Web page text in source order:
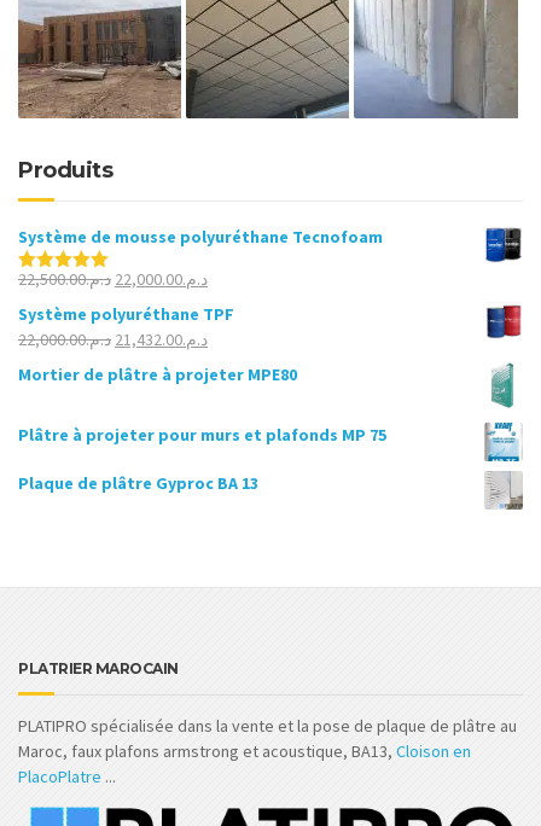
Produits
Système de mousse polyuréthane Tecnofoam
Note5.00د.م.22,500.00
Le
initial
était :
د.م.22,500.00.
د.م.22,000.00
Le
est :
Système polyuréthane TPF
د.م.22,000.00
Le
prix
د.م.22,000.00.
د.م.21,432.00
Le
actuel
د.م.21,432.00.
Mortier de plâtre à projeter MPE80
Plâtre à projeter pour murs et plafonds MP 75
Plaque de plâtre Gyproc BA 13
PLATRIER MAROCAIN
PLATIPRO spécialisée dans la vente et la pose de plaque de plâtre au
Maroc, faux plafons armstrong et acoustique, BA13, Cloison en
PlacoPlatre ...